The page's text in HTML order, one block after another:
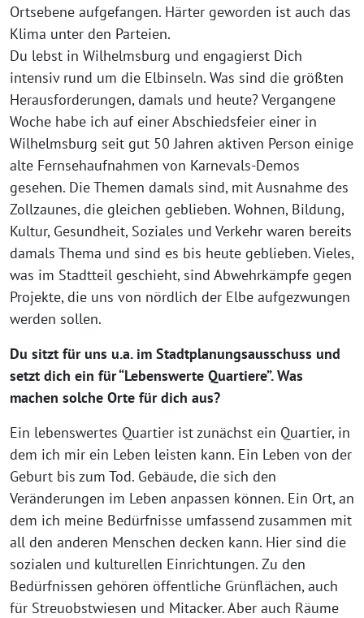
Ortsebene aufgefangen. Härter geworden ist auch das
Klima unter den Parteien.
Du lebst in Wilhelmsburg und engagierst Dich
intensiv rund um die Elbinseln. Was sind die größten
Herausforderungen, damals und heute? Vergangene
Woche habe ich auf einer Abschiedsfeier einer in
Wilhelmsburg seit gut 50 Jahren aktiven Person einige
alte Fernsehaufnahmen von Karnevals-Demos
gesehen. Die Themen damals sind, mit Ausnahme des
Zollzaunes, die gleichen geblieben. Wohnen, Bildung,
Kultur, Gesundheit, Soziales und Verkehr waren bereits
damals Thema und sind es bis heute geblieben. Vieles,
was im Stadtteil geschieht, sind Abwehrkämpfe gegen
Projekte, die uns von nördlich der Elbe aufgezwungen
werden sollen.
Du sitzt für uns u.a. im Stadtplanungsausschuss und
setzt dich ein für “Lebenswerte Quartiere”. Was
machen solche Orte für dich aus?
Ein lebenswertes Quartier ist zunächst ein Quartier, in
dem ich mir ein Leben leisten kann. Ein Leben von der
Geburt bis zum Tod. Gebäude, die sich den
Veränderungen im Leben anpassen können. Ein Ort, an
dem ich meine Bedürfnisse umfassend zusammen mit
all den anderen Menschen decken kann. Hier sind die
sozialen und kulturellen Einrichtungen. Zu den
Bedürfnissen gehören öffentliche Grünflächen, auch
für Streuobstwiesen und Mitacker. Aber auch Räume